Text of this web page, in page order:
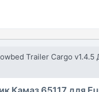
Trailer Cargo v1.4.5